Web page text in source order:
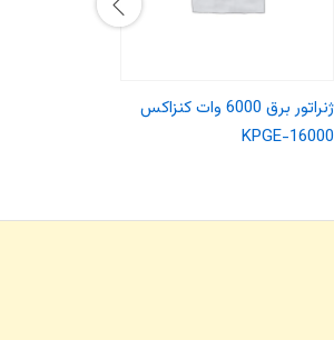
ژنراتور برق 6000 وات کنزاکس
KPGE-16000